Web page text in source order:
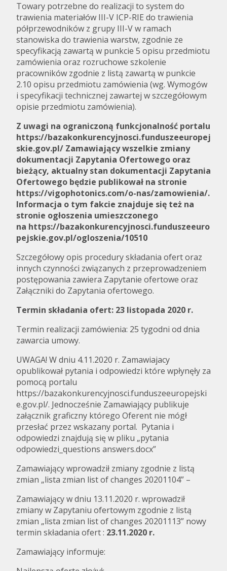
Towary potrzebne do realizacji to system do
trawienia materiałów III-V ICP-RIE do trawienia
półprzewodników z grupy III-V w ramach
stanowiska do trawienia warstw, zgodnie ze
specyfikacją zawartą w punkcie 5 opisu przedmiotu
zamówienia oraz rozruchowe szkolenie
pracowników zgodnie z listą zawartą w punkcie
2.10 opisu przedmiotu zamówienia (wg. Wymogów
i specyfikacji technicznej zawartej w szczegółowym
opisie przedmiotu zamówienia).
Z uwagi na ograniczoną funkcjonalność portalu
https://bazakonkurencyjnosci.funduszeeuropej
skie.gov.pl/ Zamawiający wszelkie zmiany
dokumentacji Zapytania Ofertowego oraz
bieżący, aktualny stan dokumentacji Zapytania
Ofertowego będzie publikował na stronie
https://vigophotonics.com/o-nas/zamowienia/.
Informacja o tym fakcie znajduje się też na
stronie ogłoszenia umieszczonego
na https://bazakonkurencyjnosci.funduszeeuro
pejskie.gov.pl/ogloszenia/10510
Szczegółowy opis procedury składania ofert oraz
innych czynności związanych z przeprowadzeniem
postępowania zawiera Zapytanie ofertowe oraz
Załączniki do Zapytania ofertowego.
Termin składania ofert: 23 listopada 2020 r.
Termin realizacji zamówienia: 25 tygodni od dnia
zawarcia umowy.
UWAGA! W dniu 4.11.2020 r. Zamawiajacy
opublikował pytania i odpowiedzi które wpłynęły za
pomocą portalu
https://bazakonkurencyjnosci.funduszeeuropejski
e.gov.pl/. Jednocześnie Zamawiający publikuje
załącznik graficzny którego Oferent nie mógł
przesłać przez wskazany portal. Pytania i
odpowiedzi znajdują się w pliku „pytania
odpowiedzi_questions answers.docx”
Zamawiający wprowadził zmiany zgodnie z listą
zmian „lista zmian list of changes 20201104” –
Zamawiający w dniu 13.11.2020 r. wprowadził
zmiany w Zapytaniu ofertowym zgodnie z listą
zmian „lista zmian list of changes 20201113” nowy
termin składania ofert : 23.11.2020 r.
Zamawiający informuje: